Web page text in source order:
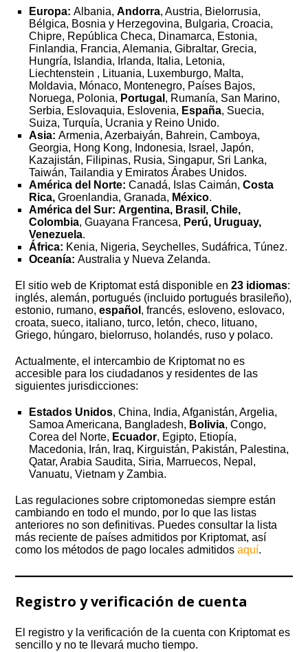
Europa: Albania,Andorra, Austria, Bielorrusia,
Bélgica, Bosnia y Herzegovina, Bulgaria, Croacia,
Chipre, República Checa, Dinamarca, Estonia,
Finlandia, Francia, Alemania, Gibraltar, Grecia,
Hungría, Islandia, Irlanda, Italia, Letonia,
Liechtenstein , Lituania, Luxemburgo, Malta,
Moldavia, Mónaco, Montenegro, Países Bajos,
Noruega, Polonia, Portugal , Rumanía, San Marino,
Serbia, Eslovaquia, Eslovenia, España, Suecia,
Suiza, Turquía, Ucrania y Reino Unido.
Asia: Armenia, Azerbaiyán, Bahrein, Camboya,
Georgia, Hong Kong, Indonesia, Israel, Japón,
Kazajistán, Filipinas, Rusia, Singapur, Sri Lanka,
Taiwán, Tailandia y Emiratos Árabes Unidos.
América del Norte: Canadá, Islas Caimán,Costa
Rica, Groenlandia, Granada, México.
América del Sur: Argentina, Brasil, Chile,
Colombia, Guayana Francesa, Perú, Uruguay,
Venezuela.
África: Kenia, Nigeria, Seychelles, Sudáfrica, Túnez.
Oceanía: Australia y Nueva Zelanda.
El sitio web de Kriptomat está disponible en23 idiomas:
inglés, alemán, portugués (incluido portugués brasileño),
estonio, rumano,español , francés, esloveno, eslovaco,
croata, sueco, italiano, turco, letón, checo, lituano,
Griego, húngaro, bielorruso, holandés, ruso y polaco.
Actualmente, el intercambio de Kriptomat no es
accesible para los ciudadanos y residentes de las
siguientes jurisdicciones:
Estados Unidos, China, India, Afganistán, Argelia,
Samoa Americana, Bangladesh, Bolivia, Congo,
Corea del Norte, Ecuador, Egipto, Etiopía,
Macedonia, Irán, Iraq, Kirguistán, Pakistán, Palestina,
Qatar, Arabia Saudita, Siria, Marruecos, Nepal,
Vanuatu, Vietnam y Zambia.
Las regulaciones sobre criptomonedas siempre están
cambiando en todo el mundo, por lo que las listas
anteriores no son definitivas. Puedes consultar la lista
más reciente de países admitidos por Kriptomat, así
como los métodos de pago locales admitidosaquí.
Registro y verificación de cuenta
El registro y la verificación de la cuenta con Kriptomat es
sencillo y no te llevará mucho tiempo.